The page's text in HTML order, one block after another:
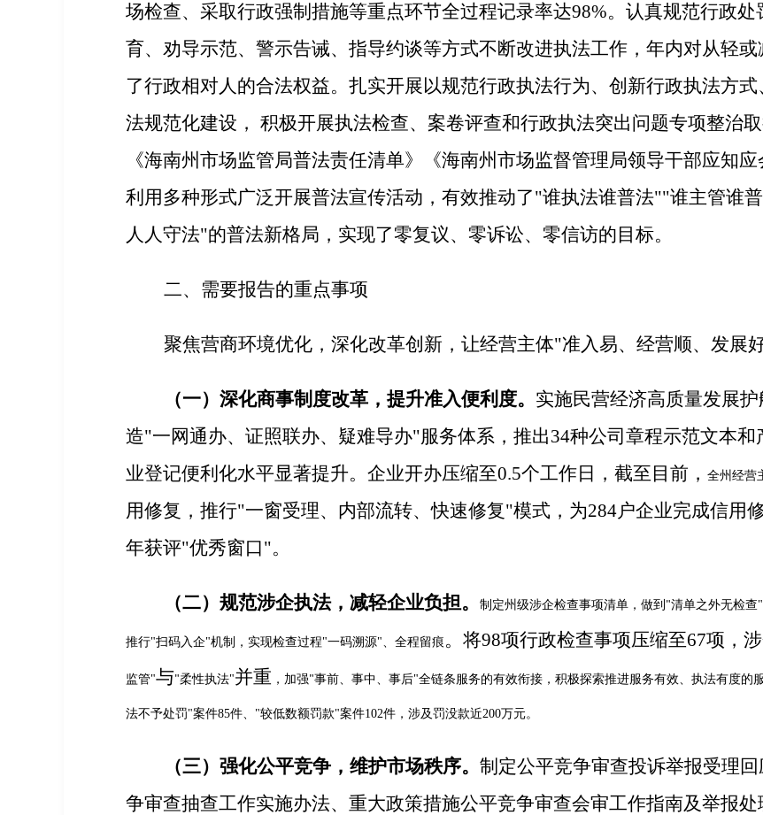
场检查、采取行政强制措施等重点环节全过程记录率达98%。认真规范行政
育、劝导示范、警示告诫、指导约谈等方式不断改进执法工作，年内对从轻
了行政相对人的合法权益。扎实开展以规范行政执法行为、创新行政执法方
法规范化建设， 积极开展执法检查、案卷评查和行政执法突出问题专项整治
《海南州市场监管局普法责任清单》《海南州市场监督管理局领导干部应知
利用多种形式广泛开展普法宣传活动，有效推动了"谁执法谁普法""谁主管谁
人人守法"的普法新格局，实现了零复议、零诉讼、零信访的目标。
二、 需要报告的重点事项
聚焦营商环境优化，深化改革创新，让经营主体"准入易、经营顺、发展好
（一） 深化商事制度改革，提升准入便利度。 实施民营经济高质量发展
造"一网通办、证照联办、疑难导办"服务体系， 推出34种公司章程示范文本
业登记便利化水平显著提升。企业开办压缩至0.5个工作日，截至目前， 全州经营
用修复，推行"一窗受理、内部流转、快速修复"模式，为284户企业完成信用
年获评"优秀窗口"。
（二）规范涉企执法，减轻企业负担。 制定州级涉企检查事项清单，做到 "清单之外无检查"
推行"扫码入企"机制，实现检查过程"一码溯源"、全程留痕 。 将98项行政检查事项压缩至67项，
监管"与"柔性执法"并重 ，加强"事前、事中、事后"全链条服务的有效衔接，积极探索推进服务有效、执法有度的
法不予处罚"案件85件、 "较低数额罚款"案件102件，涉及罚没款近200万元。
（三）强化公平竞争，维护市场秩序。 制定公平竞争审查投诉举报受理
争审查抽查工作实施办法、重大政策措施公平竞争审查会审工作指南及举报